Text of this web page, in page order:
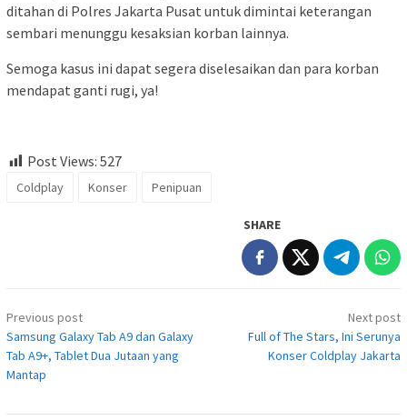
ditahan di Polres Jakarta Pusat untuk dimintai keterangan
sembari menunggu kesaksian korban lainnya.
Semoga kasus ini dapat segera diselesaikan dan para korban
mendapat ganti rugi, ya!
Post Views: 527
Coldplay Konser Penipuan
SHARE
Post
navigation
Previous post
Samsung Galaxy Tab A9 dan Galaxy
Tab A9+, Tablet Dua Jutaan yang
Mantap
Next post
Full of The Stars, Ini Serunya
Konser Coldplay Jakarta